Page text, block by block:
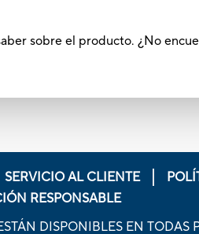
sobre el producto. ¿No
SERVICIO AL CLIENTE
RESPONSABLE
DISPONIBLES EN TODAS